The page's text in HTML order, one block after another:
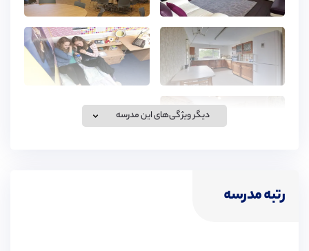
دیگر ویژگی‌های این مدرسه
رتبه مدرسه